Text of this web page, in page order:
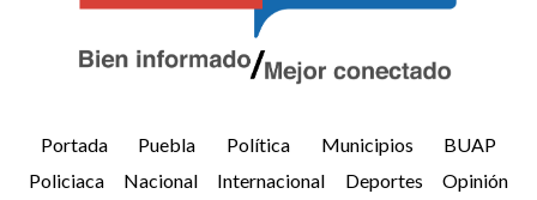
Portada Puebla Política Municipios
BUAP
Policiaca
Nacional Internacional Deportes
Opinión